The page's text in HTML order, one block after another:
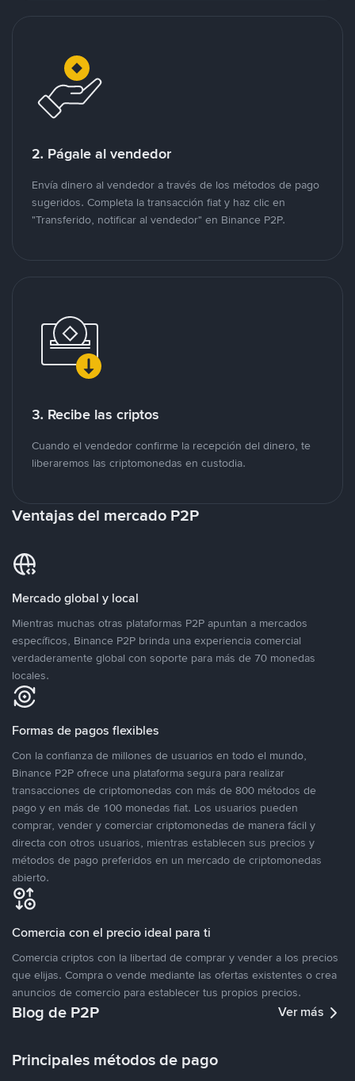
2. Págale al vendedor
Envía dinero al vendedor a través de los métodos de pago
sugeridos. Completa la transacción fiat y haz clic en
"Transferido, notificar al vendedor" en Binance P2P.
3. Recibe las criptos
Cuando el vendedor confirme la recepción del dinero, te
liberaremos las criptomonedas en custodia.
Ventajas del mercado P2P
Mercado global y local
Mientras muchas otras plataformas P2P apuntan a mercados
específicos, Binance P2P brinda una experiencia comercial
verdaderamente global con soporte para más de 70 monedas
locales.
Formas de pagos flexibles
Con la confianza de millones de usuarios en todo el mundo,
Binance P2P ofrece una plataforma segura para realizar
transacciones de criptomonedas con más de 800 métodos de
pago y en más de 100 monedas fiat. Los usuarios pueden
comprar, vender y comerciar criptomonedas de manera fácil y
directa con otros usuarios, mientras establecen sus precios y
métodos de pago preferidos en un mercado de criptomonedas
abierto.
Comercia con el precio ideal para ti
Comercia criptos con la libertad de comprar y vender a los precios
que elijas. Compra o vende mediante las ofertas existentes o crea
anuncios de comercio para establecer tus propios precios.
Blog de P2P Ver más
Principales métodos de pago